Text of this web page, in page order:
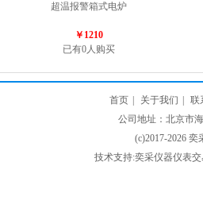
超温报警箱式电炉
￥1210
已有0人购买
首页 关于我们
联
公司地址：北京市
(c)2017-2026
技术支持:奕采仪器仪表